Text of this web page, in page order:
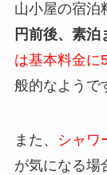
山小屋の宿泊
円前後、素
は基本料金に
般的なようで
また、 シャワ
が気になる場